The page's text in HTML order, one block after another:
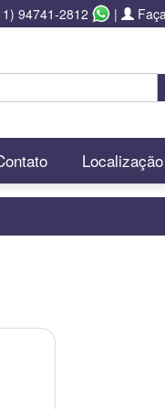
94741-2812 |
Localização